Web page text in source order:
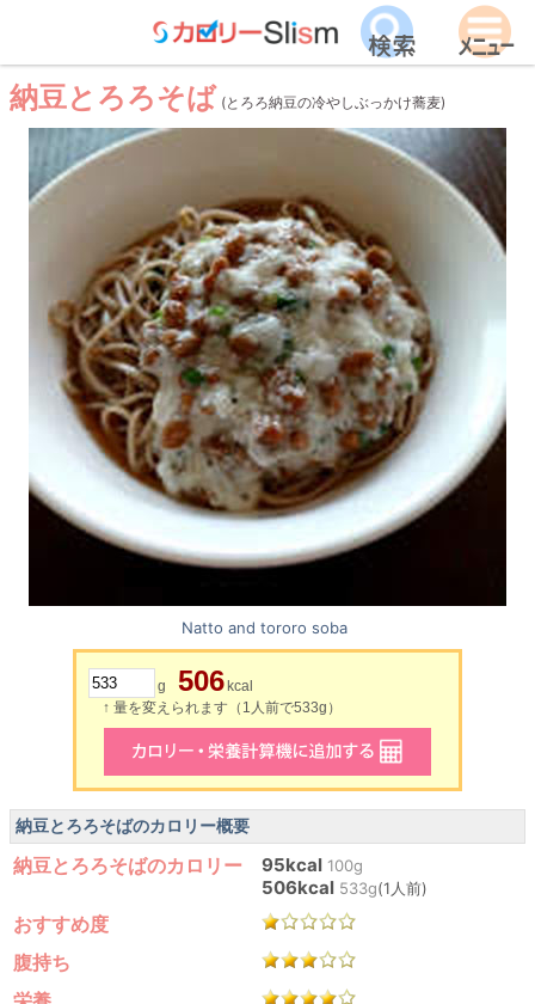
納豆とろろそば (とろろ納豆の冷やしぶっかけ蕎麦)
Natto and tororo soba
g 506 kcal
↑ 量を変えられます（1人前で533g）
納豆とろろそばのカロリー概要
納豆とろろそばのカロリー 95kcal 100g
506kcal 533g(1人前)
おすすめ度
腹持ち